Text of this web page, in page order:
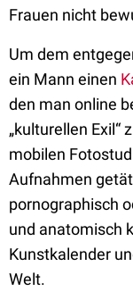
Frauen nicht
Um dem
ein Mann einen
den man online
„kulturellen Exil“
mobilen
Aufnahmen
pornographisch
und anatomisch
Kunstkalender
Welt.